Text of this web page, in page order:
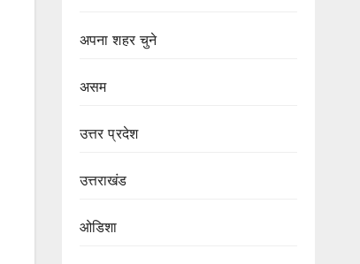
अपना शहर चुने
असम
उत्तर प्रदेश
उत्तराखंड
ओडिशा